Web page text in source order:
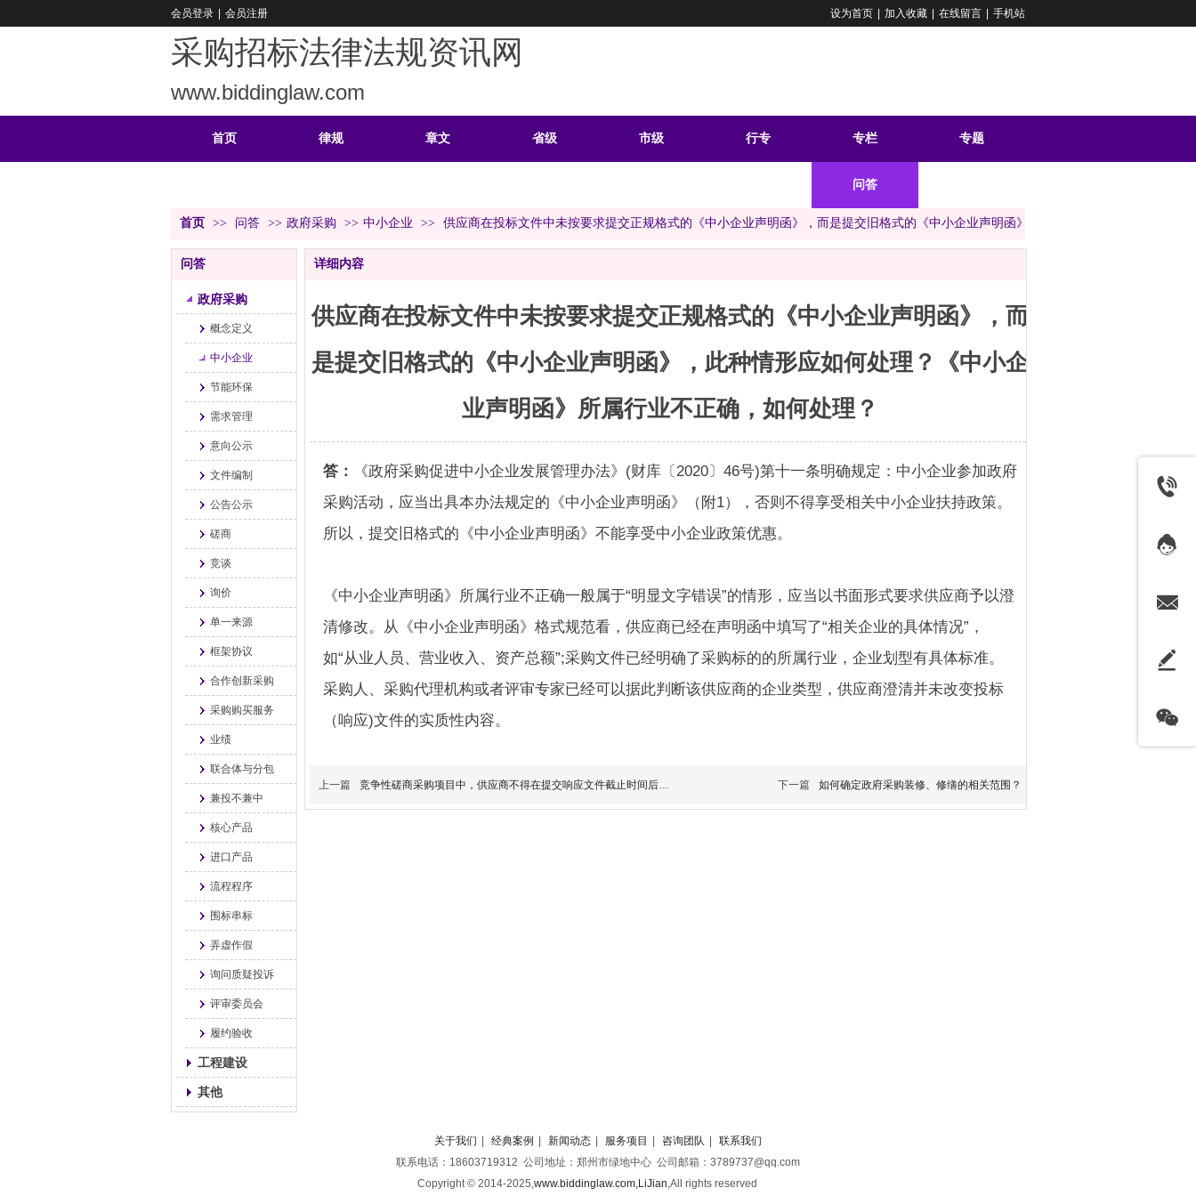
采购招标法律法规资讯网
www.biddinglaw.com
会员登录 会员注册 设为首页 加入收藏 在线留言 手机站
首页 律规 章文 省级 市级 行专 专栏 专题
问答
首页 >> 问答 >> 政府采购 >> 中小企业 >> 供应商在投标文件中未按要求提交正规格式的《中小企业声明函》，而是提交旧格式的《中小企业声明函》，此种情形应如何处理？《
问答
政府采购
概念定义
中小企业
节能环保
需求管理
意向公示
文件编制
公告公示
磋商
竞谈
询价
单一来源
框架协议
合作创新采购
采购购买服务
业绩
联合体与分包
兼投不兼中
核心产品
进口产品
流程程序
围标串标
弄虚作假
询问质疑投诉
评审委员会
履约验收
工程建设
其他
详细内容
供应商在投标文件中未按要求提交正规格式的《中小企业声明函》，而
是提交旧格式的《中小企业声明函》，此种情形应如何处理？《中小企
业声明函》所属行业不正确，如何处理？
答：
《政府采购促进中小企业发展管理办法》(财库〔2020〕46号)第十一条明确规定：中小企业参加政府
采购活动，应当出具本办法规定的《中小企业声明函》（附1），否则不得享受相关中小企业扶持政策。
所以，提交旧格式的《中小企业声明函》不能享受中小企业政策优惠。
《中小企业声明函》所属行业不正确一般属于“明显文字错误”的情形，应当以书面形式要求供应商予以澄
清修改。从《中小企业声明函》格式规范看，供应商已经在声明函中填写了“相关企业的具体情况”，
如“从业人员、营业收入、资产总额”;采购文件已经明确了采购标的的所属行业， 企业划型有具体标准。
采购人、采购代理机构或者评审专家已经可以据此判断该供应商的企业类型，供应商澄清并未改变投标
（响应)文件的实质性内容。
上一篇 竞争性磋商采购项目中，供应商不得在提交响应文件截止时间后撤回 下一篇 如何确定政府采购装修、修缮的相关范围？
关于我们 经典案例 新闻动态 服务项目 咨询团队
联系我们
联系电话：18603719312 公司地址：郑州市绿地中心 公司邮箱：3789737@qq.com
Copyright © 2014-2025,www.biddinglaw.com,LiJian,All rights reserved